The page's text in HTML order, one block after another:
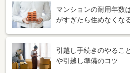
マンションの耐用年数
がすぎたら住めなくな
引越し手続きのやるこ
や引越し準備のコツ